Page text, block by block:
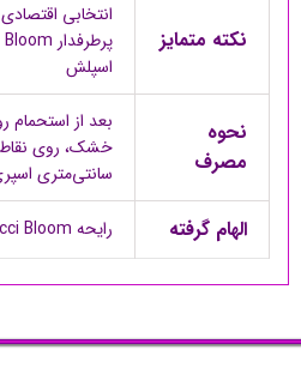
نکته متمایز
انتخابی
اسپلش
نحوه
مصرف
بعد از
سانتی‌متری
الهام گرفته رایحه Gucci Bloom